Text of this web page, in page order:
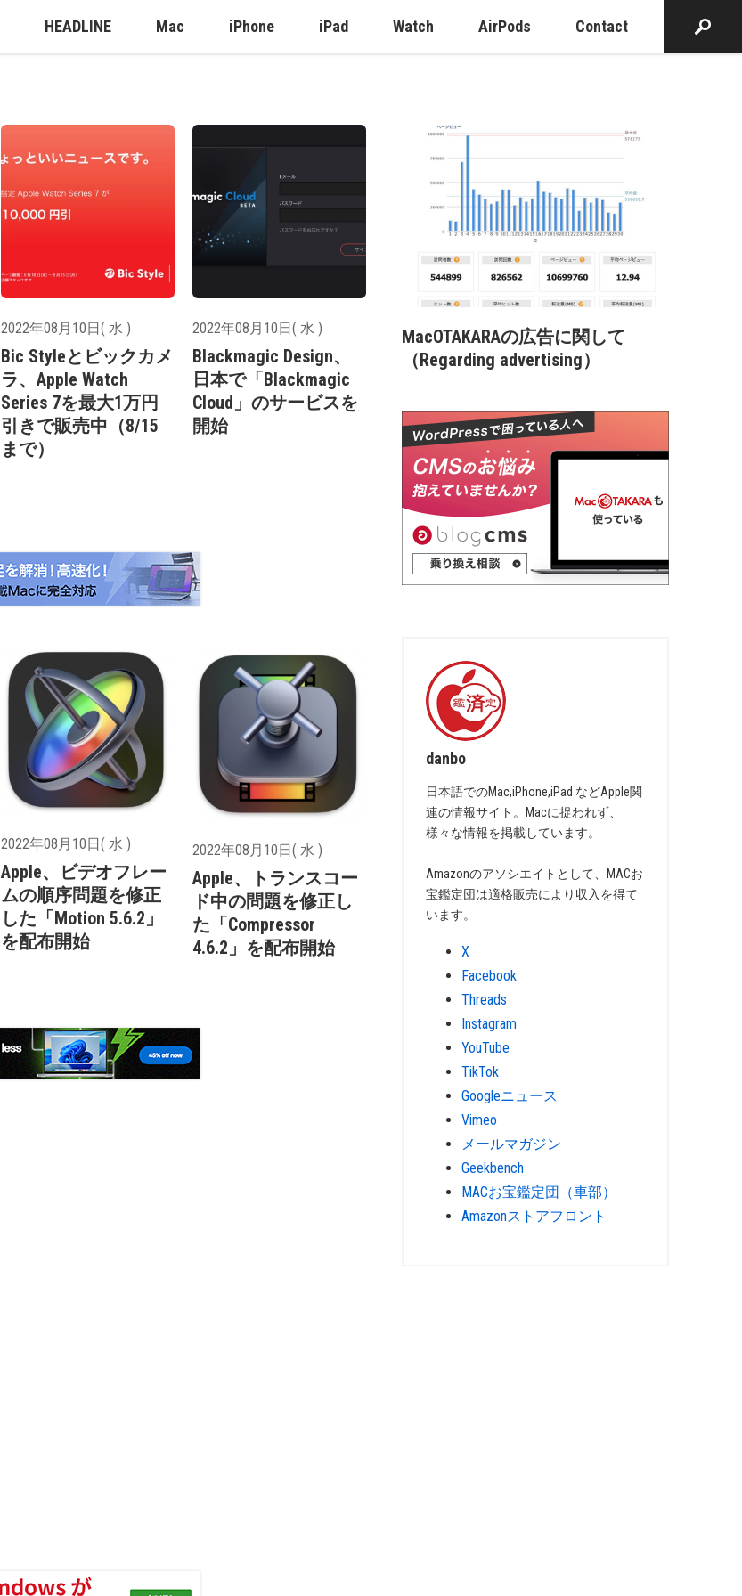
HEADLINE Mac iPhone iPad Watch AirPods Contact
2022年08月10日( 水 )
Bic Styleとビックカメ
ラ、Apple Watch
Series 7を最大1万円
引きで販売中（8/15
まで）
2022年08月10日( 水 )
Blackmagic Design、
日本で「Blackmagic
Cloud」のサービスを
開始
2022年08月10日( 水 )
Apple、ビデオフレー
ムの順序問題を修正
した「Motion 5.6.2」
を配布開始
2022年08月10日( 水 )
Apple、トランスコー
ド中の問題を修正し
た「Compressor
4.6.2」を配布開始
MacOTAKARAの広告に関して
（Regarding advertising）
danbo
日本語でのMac,iPhone,iPad などApple関
連の情報サイト。Macに捉われず、
様々な情報を掲載しています。
Amazonのアソシエイトとして、MACお
宝鑑定団は適格販売により収入を得て
います。
X
Facebook
Threads
Instagram
YouTube
TikTok
Googleニュース
Vimeo
メールマガジン
Geekbench
MACお宝鑑定団（車部）
Amazonストアフロント